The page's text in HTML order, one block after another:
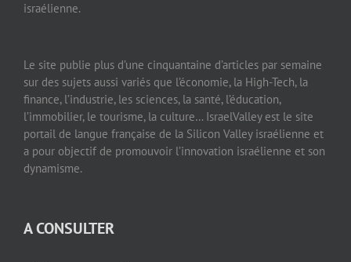
israélienne.
Le site publie plus d’une cinquantaine d’articles par semaine
sur des sujets aussi variés que l’économie, la High-Tech, la
finance, l’industrie, les sciences, la santé, l’éducation,
l’immobilier, le tourisme, la culture… IsraelValley est le site
portail de langue française de la Silicon Valley israélienne et
a pour objectif de promouvoir l’innovation israélienne et son
dynamisme.
A CONSULTER